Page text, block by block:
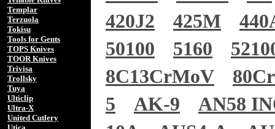
Templar
Terzuola
Tokisu
Tools for Gents
TOPS Knives
TOOR Knives
Trivisa
Trollsky
Tuya
Ulticlip
Ultra-X
United Cutlery
420J2
425M
50100
5160
8C13CrMoV
5
AK-9
AN58